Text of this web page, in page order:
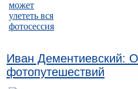
Иван Дементиевский:
фотопутешествий